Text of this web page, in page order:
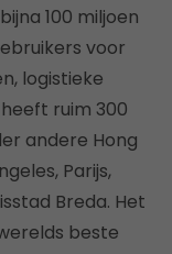
100 miljoen
voor
logistieke
ruim 300
andere Hong
Parijs,
Breda. Het
beste